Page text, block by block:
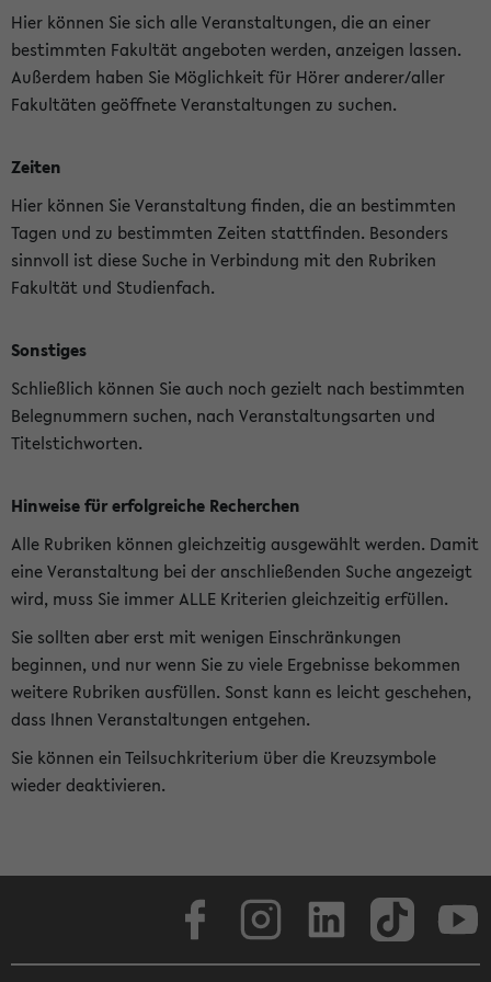
Hier können Sie sich alle Veranstaltungen, die an einer
bestimmten Fakultät angeboten werden, anzeigen lassen.
Außerdem haben Sie Möglichkeit für Hörer anderer/aller
Fakultäten geöffnete Veranstaltungen zu suchen.
Zeiten
Hier können Sie Veranstaltung finden, die an bestimmten
Tagen und zu bestimmten Zeiten stattfinden. Besonders
sinnvoll ist diese Suche in Verbindung mit den Rubriken
Fakultät und Studienfach.
Sonstiges
Schließlich können Sie auch noch gezielt nach bestimmten
Belegnummern suchen, nach Veranstaltungsarten und
Titelstichworten.
Hinweise für erfolgreiche Recherchen
Alle Rubriken können gleichzeitig ausgewählt werden. Damit
eine Veranstaltung bei der anschließenden Suche angezeigt
wird, muss Sie immer ALLE Kriterien gleichzeitig erfüllen.
Sie sollten aber erst mit wenigen Einschränkungen
beginnen, und nur wenn Sie zu viele Ergebnisse bekommen
weitere Rubriken ausfüllen. Sonst kann es leicht geschehen,
dass Ihnen Veranstaltungen entgehen.
Sie können ein Teilsuchkriterium über die Kreuzsymbole
wieder deaktivieren.